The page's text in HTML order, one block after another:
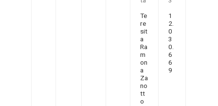
Te
re
sit
a
Ra
m
on
a
Za
no
tt
o
1
2.
0
3
0.
6
6
9